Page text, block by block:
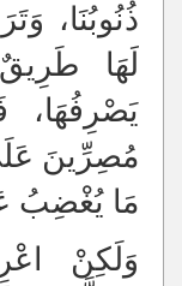
ذُنُوبُنَا،
لَهَا
مُصِرِّينَ
مَا يُغْضِبُ
وَلَكِنْ